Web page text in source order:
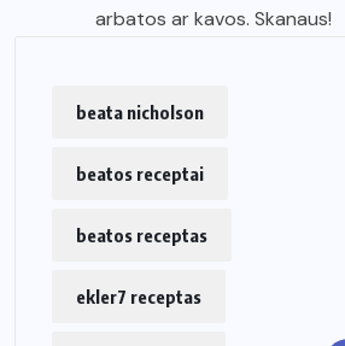
arbatos ar kavos. Skanaus!
beata nicholson
beatos receptai
beatos receptas
ekler7 receptas